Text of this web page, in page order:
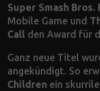
Super Smash Bros.
Mobile Game und
Call
den Award für
Ganz neue Titel
angekündigt. So
Children ein